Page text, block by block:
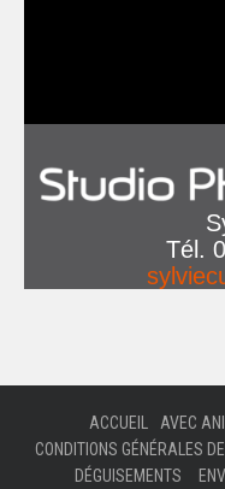
Tél.
ACCUEIL AVEC
CONDITIONS GÉNÉRALES
DÉGUISEMENTS